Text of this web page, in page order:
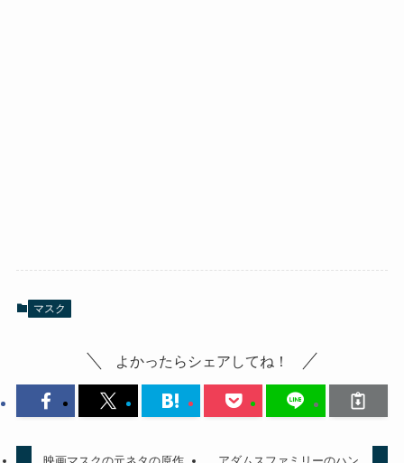
マスク
よかったらシェアしてね！